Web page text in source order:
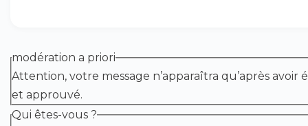
modération a priori
Attention, votre message n’apparaîtra qu’après avoir
et approuvé.
Qui êtes-vous ?